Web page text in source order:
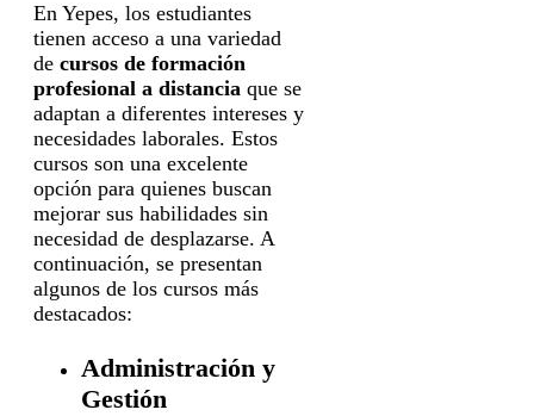
En Yepes, los estudiantes
tienen acceso a una variedad
de cursos de formación
profesional a distancia que se
adaptan a diferentes intereses y
necesidades laborales. Estos
cursos son una excelente
opción para quienes buscan
mejorar sus habilidades sin
necesidad de desplazarse. A
continuación, se presentan
algunos de los cursos más
destacados:
Administración y
Gestión